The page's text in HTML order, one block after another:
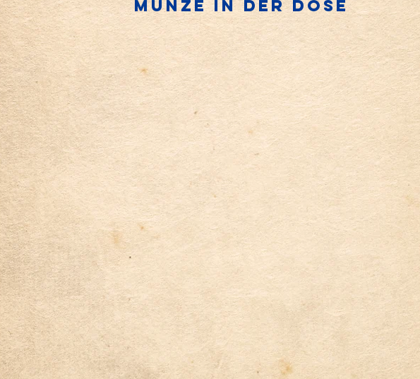
Münze in der Dose